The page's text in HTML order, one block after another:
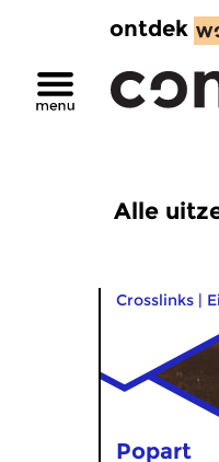
ontdek
Alle
Crosslinks |
Popart